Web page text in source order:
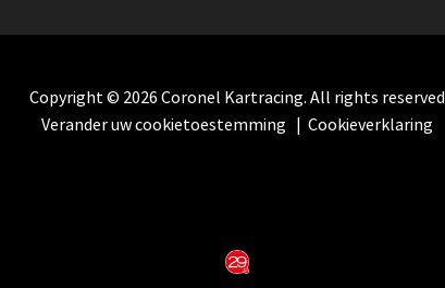
Copyright © 2026 Coronel Kartracing. All rights reserved
Verander uw cookietoestemming | Cookieverklaring